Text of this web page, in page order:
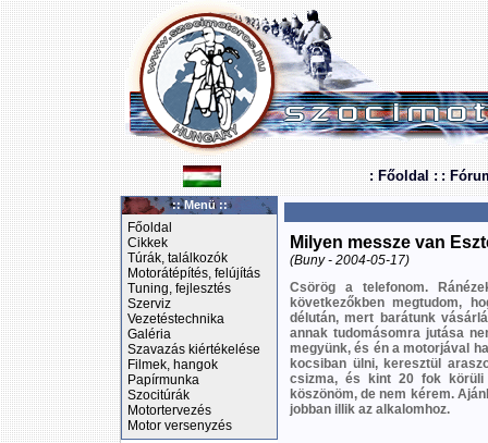
: Főoldal : :
:: Menü ::
Főoldal
Cikkek
Túrák, találkozók
Motorátépítés, felújítás
Tuning, fejlesztés
Szerviz
Vezetéstechnika
Galéria
Szavazás kiértékelése
Filmek, hangok
Papírmunka
Szocitúrák
Motortervezés
Motor versenyzés
Milyen messze van
(Buny - 2004-05-17)
Csörög a telefonom.
következőkben megtudom,
délután, mert barátunk
annak tudomásomra jutása
megyünk, és én a motorjával
kocsiban ülni, keresztül
csizma, és kint 20 fok körüli
köszönöm, de nem kérem.
jobban illik az alkalomhoz.